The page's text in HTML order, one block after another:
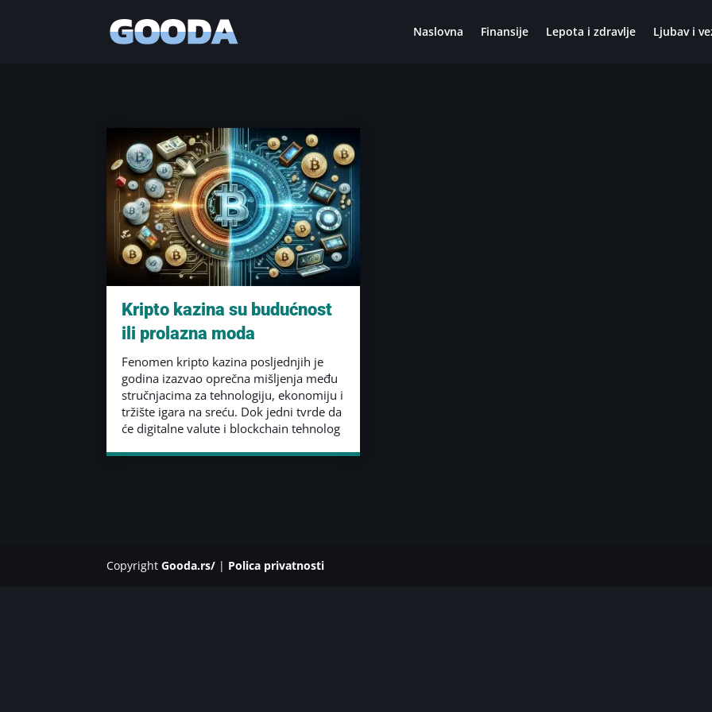
Naslovna Finansije Lepota i zdravlje Ljubav i
Kripto kazina su budućnost
ili prolazna moda
Fenomen kripto kazina posljednjih je
godina izazvao oprečna mišljenja među
stručnjacima za tehnologiju, ekonomiju i
tržište igara na sreću. Dok jedni tvrde da
će digitalne valute i blockchain tehnolog
CopyrightGooda.rs/ | Polica privatnosti